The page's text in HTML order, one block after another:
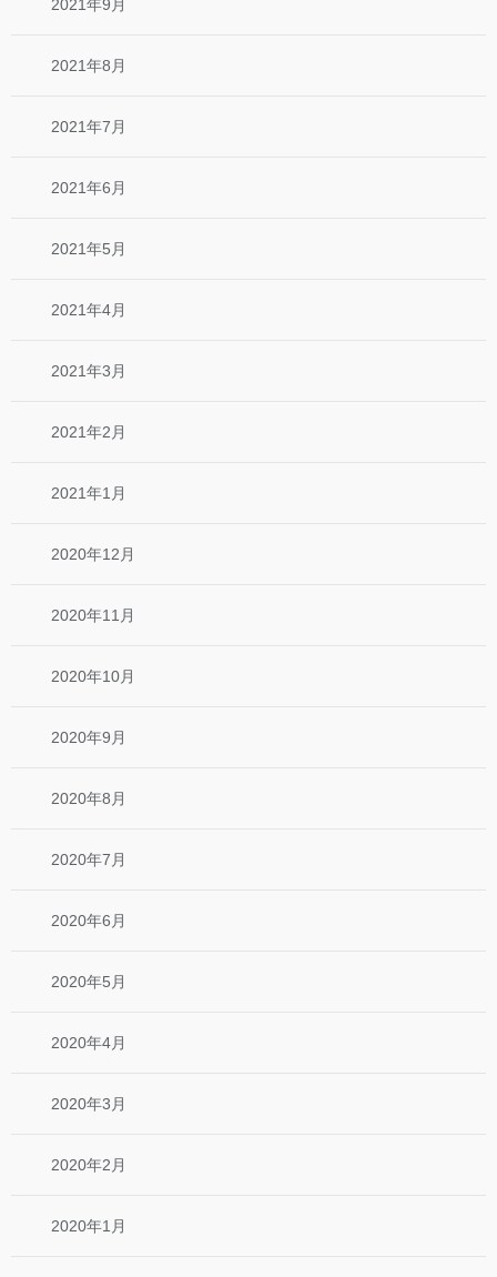
2021年9月
2021年8月
2021年7月
2021年6月
2021年5月
2021年4月
2021年3月
2021年2月
2021年1月
2020年12月
2020年11月
2020年10月
2020年9月
2020年8月
2020年7月
2020年6月
2020年5月
2020年4月
2020年3月
2020年2月
2020年1月